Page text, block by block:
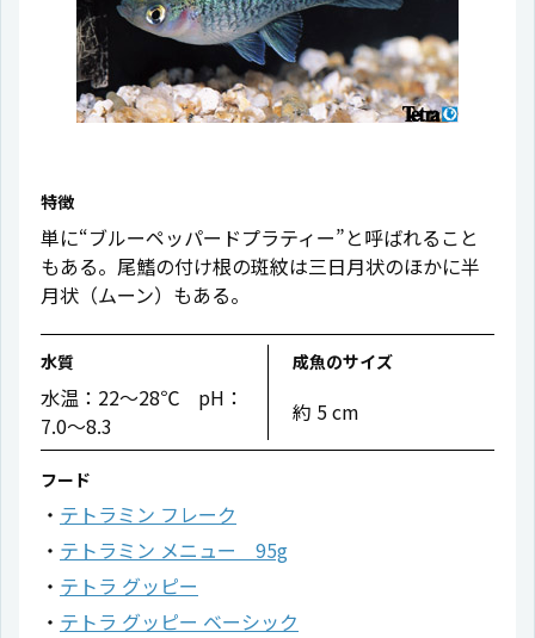
特徴
単に“ブルーペッパードプラティー”と呼ばれること
もある。尾鰭の付け根の斑紋は三日月状のほかに半
月状（ムーン）もある。
水質
水温：22〜28℃ pH：
7.0〜8.3
成魚のサイズ
約 5 cm
フード
テトラミン フレーク
テトラミン メニュー 95g
テトラ グッピー
テトラ グッピー ベーシック